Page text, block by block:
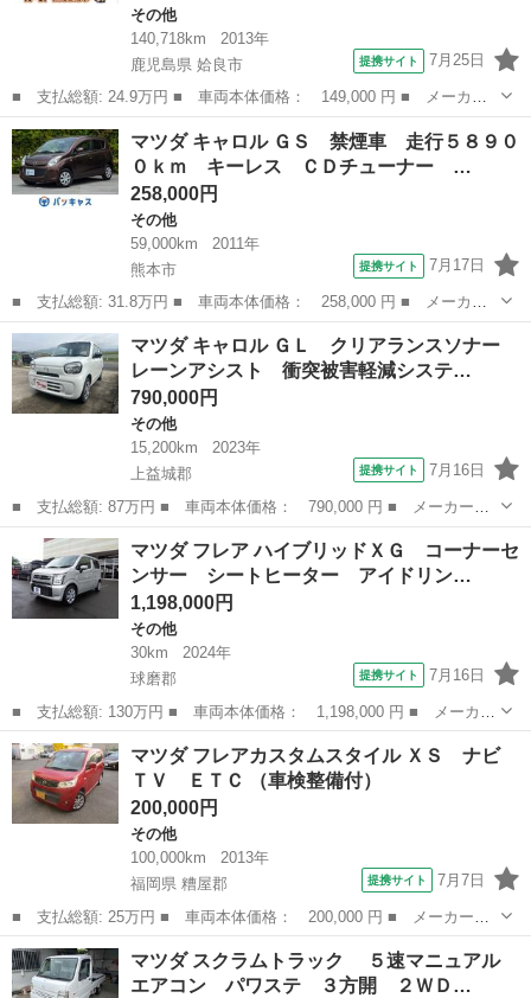
その他
140,718km
2013年
鹿児島県 姶良市
提携サイト 7月25日
■ 支払総額: 24.9万円 ■ 車両本体価格： 149,000 円 ■ メーカー
名： マツダ ■ 車種名： フレアワゴン ■ グレード名： ＸＧ
ドライブレコーダー ＥＴＣ 両側スライドドア 衝突被害軽減シス
テム スマー...
鹿児島 姶良市 その他
マツダ キャロル ＧＳ 禁煙車 走行５８９０
０ｋｍ キーレス ＣＤチューナー …
258,000円
その他
59,000km
2011年
熊本市
提携サイト 7月17日
■ 支払総額: 31.8万円 ■ 車両本体価格： 258,000 円 ■ メーカー
名： マツダ ■ 車種名： キャロル ■ グレード名： ＧＳ 禁煙
車 走行５８９００ｋｍ キーレス ＣＤチューナー 電動格納ミラ
ー ■ 排気...
熊本 熊本市 その他
マツダ キャロル ＧＬ クリアランスソナー
レーンアシスト 衝突被害軽減システ…
790,000円
その他
15,200km
2023年
上益城郡
提携サイト 7月16日
■ 支払総額: 87万円 ■ 車両本体価格： 790,000 円 ■ メーカー
名： マツダ ■ 車種名： キャロル ■ グレード名： ＧＬ クリ
アランスソナー レーンアシスト 衝突被害軽減システム オートラ
イト キーレスエ...
熊本 上益城郡 その他
マツダ フレア ハイブリッドＸＧ コーナーセ
ンサー シートヒーター アイドリン…
1,198,000円
その他
30km
2024年
球磨郡
提携サイト 7月16日
■ 支払総額: 130万円 ■ 車両本体価格： 1,198,000 円 ■ メーカー
名： マツダ ■ 車種名： フレア ■ グレード名： ハイブリッド
ＸＧ コーナーセンサー シートヒーター アイドリングストップ
キーレス ...
熊本 球磨郡 その他
マツダ フレアカスタムスタイル ＸＳ ナビ
ＴＶ ＥＴＣ （車検整備付）
200,000円
その他
100,000km
2013年
福岡県 糟屋郡
提携サイト 7月7日
■ 支払総額: 25万円 ■ 車両本体価格： 200,000 円 ■ メーカー
名： マツダ ■ 車種名： フレアカスタムスタイル ■ グレード
名： ＸＳ ナビ ＴＶ ＥＴＣ ■ 排気量： 660cc ■ ドア枚
数： 5D ...
福岡 糟屋郡 その他
マツダ スクラムトラック ５速マニュアル
エアコン パワステ ３方開 ２ＷＤ…